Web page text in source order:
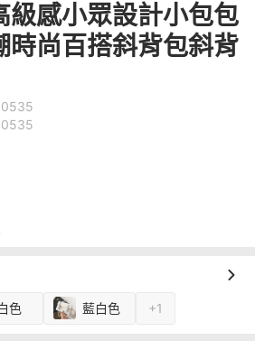
級感小眾設計小包包
時尚百搭斜背包斜背
色 藍白色 +1